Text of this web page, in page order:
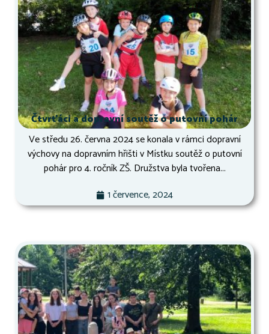
Čtvrťáci a dopravní soutěž o putovní pohár
Ve středu 26. června 2024 se konala v rámci dopravní
výchovy na dopravním hřišti v Místku soutěž o putovní
pohár pro 4. ročník ZŠ. Družstva byla tvořena...
1 července, 2024